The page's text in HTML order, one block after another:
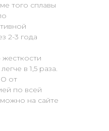
того сплавы
2-3 года
в 1,5 раза.
от
по всей
на сайте